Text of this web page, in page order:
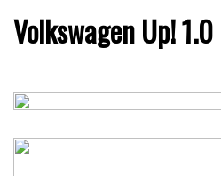
Volkswagen Up! 1.0